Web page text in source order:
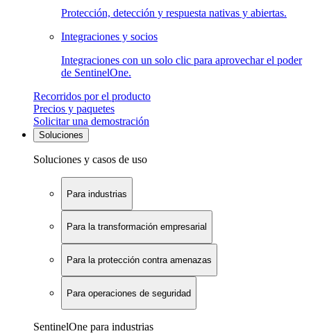
Protección, detección y respuesta nativas y abiertas.
Integraciones y socios
Integraciones con un solo clic para aprovechar el poder
de SentinelOne.
Recorridos por el producto
Precios y paquetes
Solicitar una demostración
Soluciones
Soluciones y casos de uso
Para industrias
Para la transformación empresarial
Para la protección contra amenazas
Para operaciones de seguridad
SentinelOne para industrias